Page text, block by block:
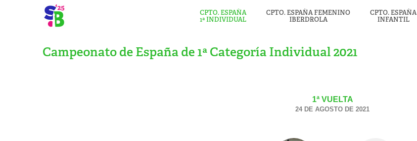
CPTO. ESPAÑA
1ª INDIVIDUAL
CPTO. ESPAÑA FEMENINO
IBERDROLA
CPTO. ESPAÑA
INFANTIL
Campeonato de España de 1ª Categoría Individual 2021
1ª VUELTA
24 DE AGOSTO DE 2021